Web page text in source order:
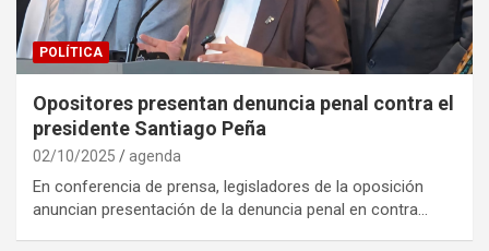
POLÍTICA
Opositores presentan denuncia penal contra el
presidente Santiago Peña
02/10/2025 agenda
En conferencia de prensa, legisladores de la oposición
anuncian presentación de la denuncia penal en contra…